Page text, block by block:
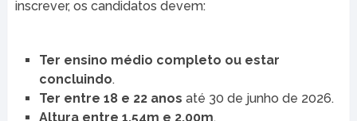
inscrever, os candidatos devem:
Ter ensino médio completo ou estar
concluindo.
Ter entre 18 e 22 anos até 30 de junho de 2026.
Altura entre 1,54m e 2,00m.